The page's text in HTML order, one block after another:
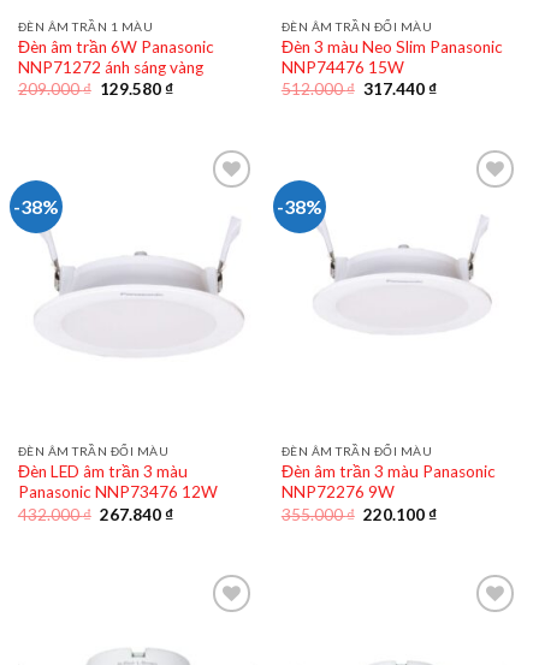
ĐÈN ÂM TRẦN 1 MÀU
Đèn âm trần 6W Panasonic
NNP71272 ánh sáng vàng
209.000₫ Giá
129.580₫Giá
129.580 ₫.
ĐÈN ÂM TRẦN ĐỔI MÀU
Đèn 3 màu Neo Slim Panasonic
NNP74476 15W
512.000₫ Giá
317.440₫Giá
317.440 ₫.
-38%
ĐÈN ÂM TRẦN ĐỔI MÀU
Đèn LED âm trần 3 màu
Panasonic NNP73476 12W
432.000₫ Giá
267.840₫Giá
267.840 ₫.
-38%
ĐÈN ÂM TRẦN ĐỔI MÀU
Đèn âm trần 3 màu Panasonic
NNP72276 9W
355.000₫ Giá
220.100₫Giá
220.100 ₫.